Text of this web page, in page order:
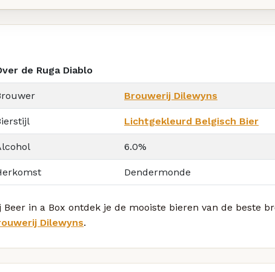
de Ruga Diablo
Brouwerij Dilewyns
Lichtgekleurd Belgisch Bier
6.0%
Dendermonde
Beer in a Box ontdek je de mooiste bieren van de beste
Dilewyns.